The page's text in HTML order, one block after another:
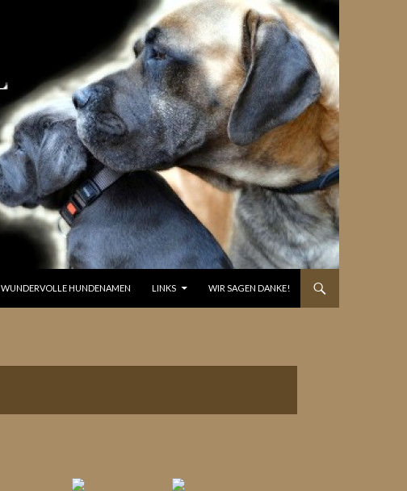
WUNDERVOLLE HUNDENAMEN LINKS WIR SAGEN DANKE!